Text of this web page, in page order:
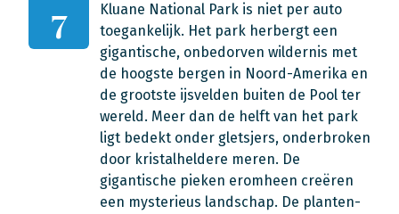
7
Kluane National Park is niet per auto
toegankelijk. Het park herbergt een
gigantische, onbedorven wildernis met
de hoogste bergen in Noord-Amerika en
de grootste ijsvelden buiten de Pool ter
wereld. Meer dan de helft van het park
ligt bedekt onder gletsjers, onderbroken
door kristalheldere meren. De
gigantische pieken eromheen creëren
een mysterieus landschap. De planten-